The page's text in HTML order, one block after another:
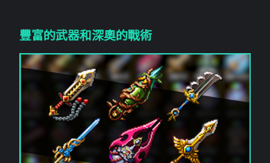
豐富的武器和深奧的戰術